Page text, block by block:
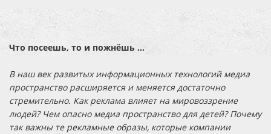
Что посеешь, то и пожнёшь …
В наш век развитых информационных технологий медиа
пространство расширяется и меняется достаточно
стремительно. Как реклама влияет на мировоззрение
людей? Чем опасно медиа пространство для детей? Почему
так важны те рекламные образы, которые компании